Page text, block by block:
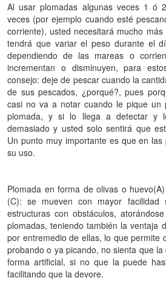
Al usar plomadas algunas veces 1 ó
veces (por ejemplo cuando esté
corriente), usted necesitará mucho
tendrá que variar el peso durante el
dependiendo de las mareas o
incrementan o disminuyen, para
consejo: deje de pescar cuando la
de sus pescados, ¿porqué?, pues
casi no va a notar cuando le pique un
plomada, y si lo llega a detectar y
demasiado y usted solo sentirá que
Un punto muy importante es que en
su uso.
Plomada en forma de olivas o
(C): se mueven con mayor facilidad
estructuras con obstáculos,
plomadas, teniendo también la ventaja
por entremedio de ellas, lo que permite
probando o ya picando, no sienta que
forma artificial, si no que la puede
facilitando que la devore.